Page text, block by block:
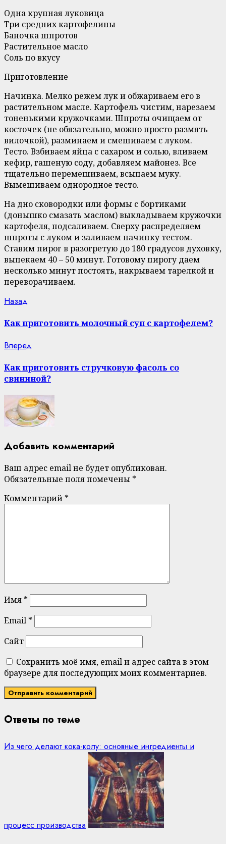
Одна крупная луковица
Три средних картофелины
Баночка шпротов
Растительное масло
Соль по вкусу
Приготовление
Начинка. Мелко режем лук и обжариваем его в
растительном масле. Картофель чистим, нарезаем
тоненькими кружочками. Шпроты очищаем от
косточек (не обязательно, можно просто размять
вилочкой), разминаем и смешиваем с луком.
Тесто. Взбиваем яйца с сахаром и солью, вливаем
кефир, гашеную соду, добавляем майонез. Все
тщательно перемешиваем, всыпаем муку.
Вымешиваем однородное тесто.
На дно сковородки или формы с бортиками
(донышко смазать маслом) выкладываем кружочки
картофеля, подсаливаем. Сверху распределяем
шпроты с луком и заливаем начинку тестом.
Ставим пирог в разогретую до 180 градусов духовку,
выпекаем 40 – 50 минут. Готовому пирогу даем
несколько минут постоять, накрываем тарелкой и
переворачиваем.
Continue
Reading
Назад
Как приготовить молочный суп с картофелем?
Вперед
Как приготовить стручковую фасоль со
свининой?
Добавить комментарий
Ваш адрес email не будет опубликован.
Обязательные поля помечены *
Комментарий *
Имя *
Email *
Сайт
Сохранить моё имя, email и адрес сайта в этом
браузере для последующих моих комментариев.
Ответы по теме
Из чего делают кока-колу: основные ингредиенты и
процесс производства